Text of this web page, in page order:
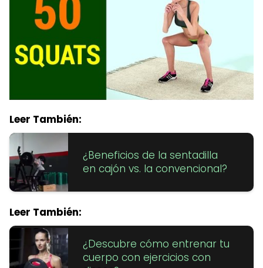
Leer También:
¿Beneficios de la sentadilla
en cajón vs. la convencional?
Leer También:
¿Descubre cómo entrenar tu
cuerpo con ejercicios con